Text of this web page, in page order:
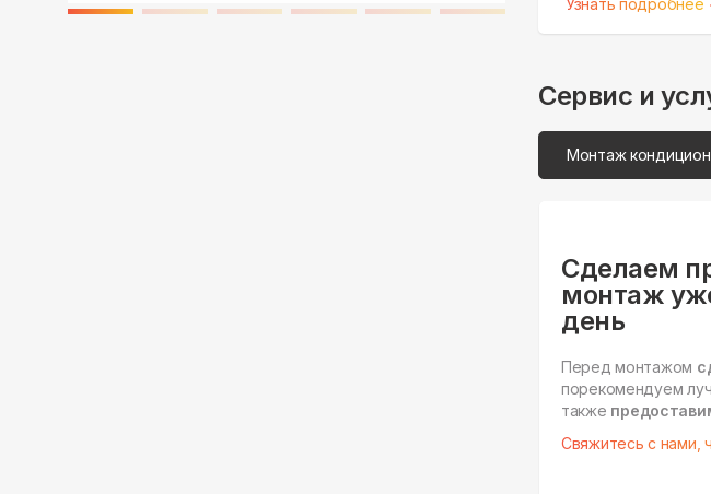
Узнать подробнее
Сервис и
Монтаж
Сделаем
монтаж
день
Перед монтажом
порекомендуем
также
Свяжитесь с нами,